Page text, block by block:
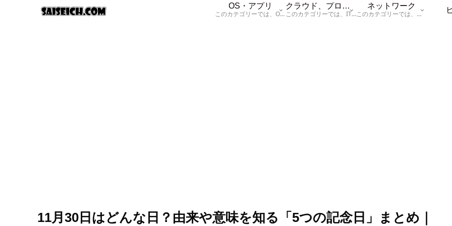
OS・アプリ
このカテゴリーでは、OSに関する情報を記載しています。
クラウド、プログラム
このカテゴリーでは、ITに関する基本的な情報として「ハードウェア、「サーバー」、「データベース、「ネットワーク」、「セキュリティ」、「プログラム」に関する情報を記載しています。
ネットワーク
このカテゴリーでは、「ネットワーク」に関する情報を記載しています。
11月30日はどんな日？由来や意味を知る「5つの記念日」まとめ｜